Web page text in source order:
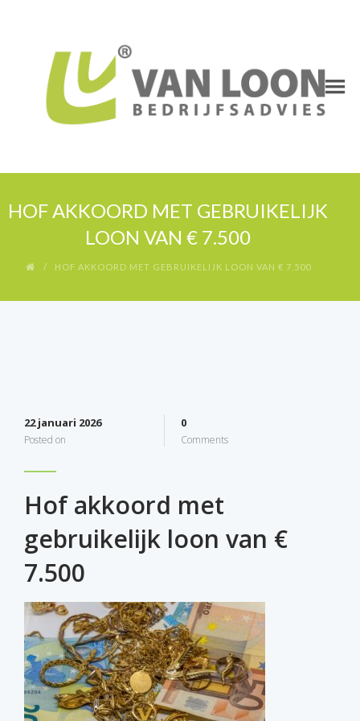
HOF AKKOORD MET GEBRUIKELIJK
LOON VAN € 7.500
HOF AKKOORD MET GEBRUIKELIJK LOON VAN € 7.500
22 januari 2026
Posted on
0
Comments
Hof akkoord met
gebruikelijk loon van €
7.500